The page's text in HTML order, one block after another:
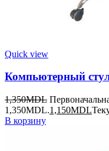
Quick view
Компьютерный
1,350MDL
1,350MDL.1,150MDL
В корзину